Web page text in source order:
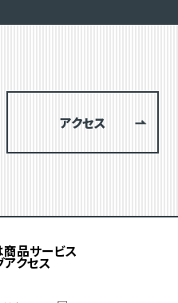
アクセス
商品サービス
アクセス